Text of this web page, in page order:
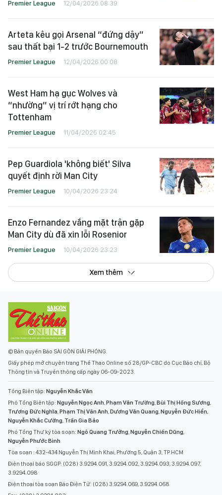
Premier League 12/04/2026 08:39
Arteta kêu gọi Arsenal “đứng dậy”
sau thất bại 1-2 trước Bournemouth
Premier League 12/04/2026 00:08
West Ham hạ gục Wolves và
“nhường” vị trí rớt hạng cho
Tottenham
Premier League 11/04/2026 02:45
Pep Guardiola 'không biết' Silva
quyết định rời Man City
Premier League 10/04/2026 23:24
Enzo Fernandez vắng mặt trận gặp
Man City dù đã xin lỗi Rosenior
Premier League 10/04/2026 23:23
Xem thêm
© Bản quyền Báo SÀI GÒN GIẢI PHÓNG.
Giấy phép mở chuyên trang Thể Thao Online số 28/GP-CBC do Cục Báo chí, Bộ
Thông tin và Truyền thông cấp ngày 06-09-2023.
Tổng Biên tập: Nguyễn Khắc Văn
Phó Tổng Biên tập: Nguyễn Ngọc Anh,Phạm Văn Trường,Bùi Thị Hồng Sương,
Trương Đức Nghĩa,Phạm Thị Vân Anh,Dương Văn Quang,Nguyễn Đức Hiển,
Nguyễn Khắc Cường, Trần Gia Bảo
Phó Tổng Thư ký tòa soạn: Ngô Quang Trưởng,Nguyễn Chiến Dũng,
Nguyễn Phước Bình
Tòa soạn : 432-434 Nguyễn Thị Minh Khai, Phường 5, Quận 3, TP.HCM
Điện thoại báo SGGP: (028) 3.9294.091, 3.9294.092, 3.9294.093, 3.9294.097,
3.9294.098
Điện thoại tòa soạn Báo Điện Tử: (028) 3.9294.069, 3.9294.068